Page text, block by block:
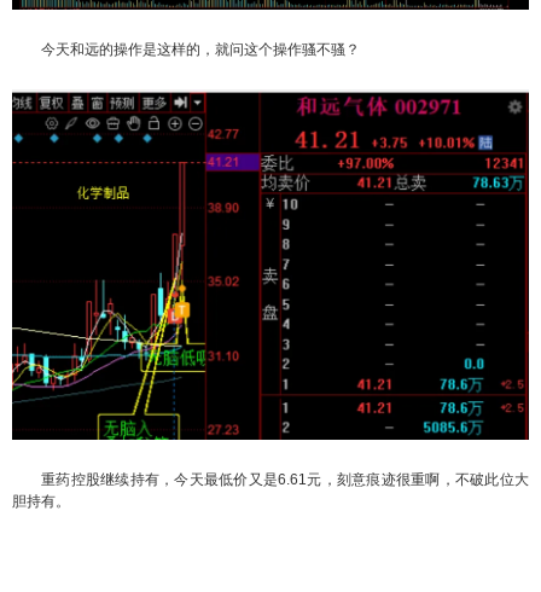
今天和远的操作是这样的，就问这个操作骚不骚？
重药控股继续持有，今天最低价又是6.61元，刻意痕迹很重啊，不破此位大
胆持有。